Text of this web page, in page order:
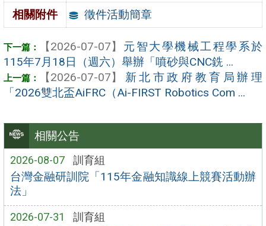
相關公告
2026-08-07 訓育組
台灣金融研訓院「115年金融知識線上競賽活動辦
法」
2026-07-31 訓育組
相關附件
徵件活動簡章
【2026-07-07】
元智大學機械工程學系於
115年7月18日（週六）舉辦「噴砂與CNC銑 ...
【2026-07-07】
新北市政府教育局辦理
「2026雙北盃AiFRC（Ai-FIRST Robotics Com ...